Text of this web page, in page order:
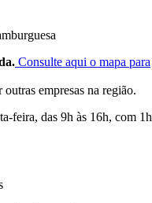
Consulte aqui o mapa para
empresas na região.
feira, das 9h às 16h, com 1h